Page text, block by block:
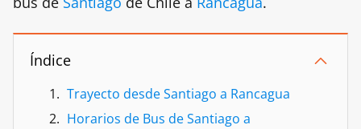
Índice
Trayecto desde Santiago a Rancagua
Horarios de Bus de Santiago a